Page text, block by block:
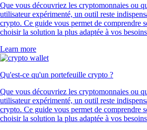
Que vous découvriez les cryptomonnaies ou
utilisateur expérimenté, un outil reste
crypto. Ce guide vous permet de comprendre
choisir la solution la plus adaptée à vos
Learn more
Qu'est-ce qu'un portefeuille crypto ?
Que vous découvriez les cryptomonnaies ou
utilisateur expérimenté, un outil reste
crypto. Ce guide vous permet de comprendre
choisir la solution la plus adaptée à vos